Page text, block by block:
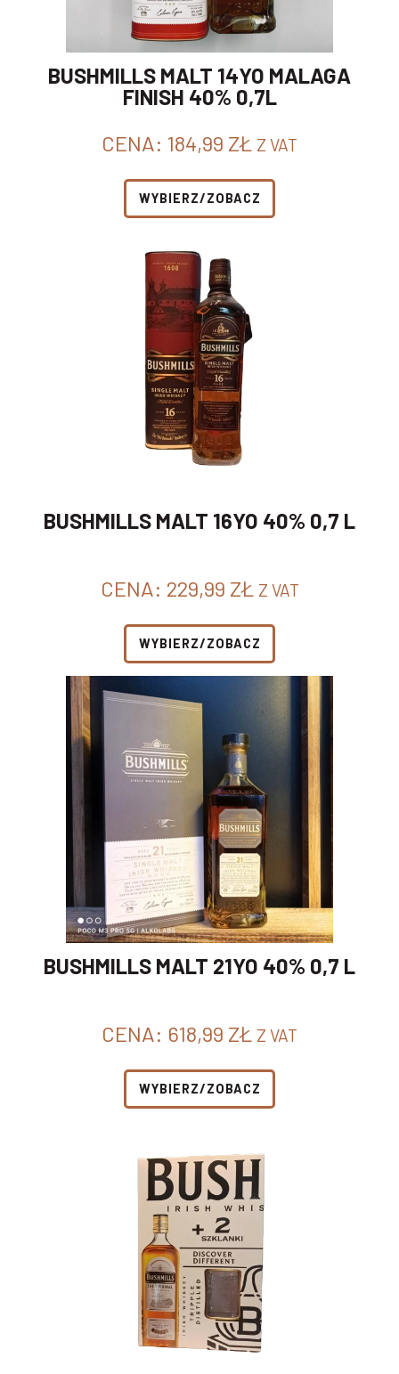
BUSHMILLS MALT 14YO MALAGA
FINISH 40% 0,7L
CENA: 184,99 ZŁ Z VAT
WYBIERZ/ZOBACZ
BUSHMILLS MALT 16YO 40% 0,7 L
CENA: 229,99 ZŁ Z VAT
WYBIERZ/ZOBACZ
BUSHMILLS MALT 21YO 40% 0,7 L
CENA: 618,99 ZŁ Z VAT
WYBIERZ/ZOBACZ